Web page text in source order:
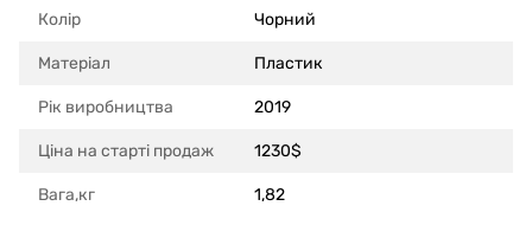
Колір Чорний
Матеріал Пластик
Рік виробництва 2019
Ціна на старті продаж 1230$
Вага,кг 1,82